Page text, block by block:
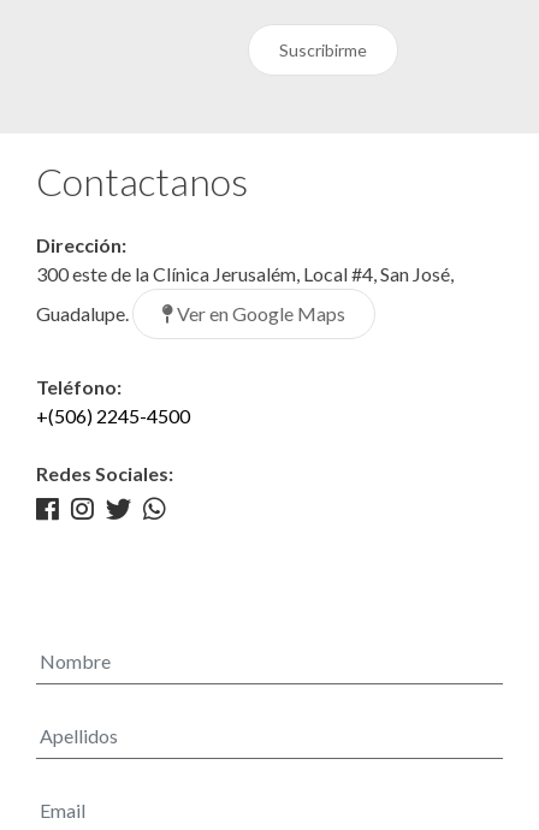
Suscribirme
Contactanos
Dirección:
300 este de la Clínica Jerusalém, Local #4, San José,
Guadalupe.
Ver en Google Maps
Teléfono:
+(506) 2245-4500
Redes Sociales: